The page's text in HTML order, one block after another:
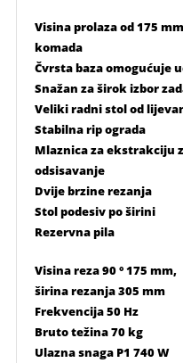
Visina prolaza od 175
komada
Čvrsta baza omogućuje
Snažan za širok izbor
Veliki radni stol od
Stabilna rip ograda
Mlaznica za ekstrakciju
odsisavanje
Dvije brzine rezanja
Stol podesiv po širini
Rezervna pila
Visina reza 90 ° 175 mm,
širina rezanja 305 mm
Frekvencija 50 Hz
Bruto težina 70 kg
Ulazna snaga P1 740 W